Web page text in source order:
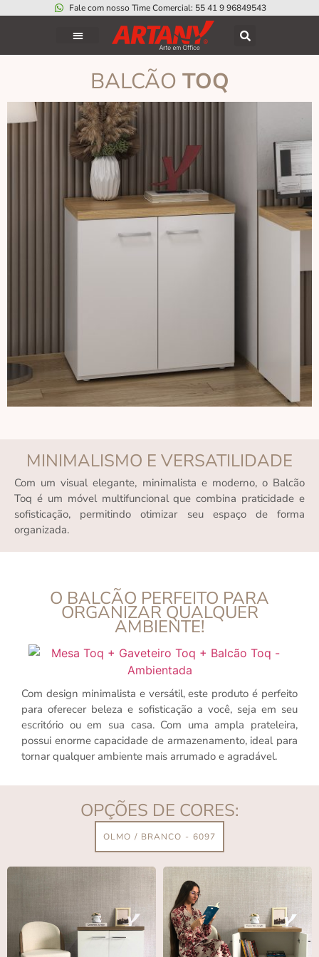
Fale com nosso Time Comercial: 55 41 9 96849543
BALCÃO TOQ
MINIMALISMO E VERSATILIDADE
Com um visual elegante, minimalista e moderno, o Balcão
Toq é um móvel multifuncional que combina praticidade e
sofisticação, permitindo otimizar seu espaço de forma
organizada.
O BALCÃO PERFEITO PARA
ORGANIZAR QUALQUER
AMBIENTE!
Com design minimalista e versátil, este produto é perfeito
para oferecer beleza e sofisticação a você, seja em seu
escritório ou em sua casa. Com uma ampla prateleira,
possui enorme capacidade de armazenamento, ideal para
tornar qualquer ambiente mais arrumado e agradável.
OPÇÕES DE CORES:
OLMO / BRANCO - 6097